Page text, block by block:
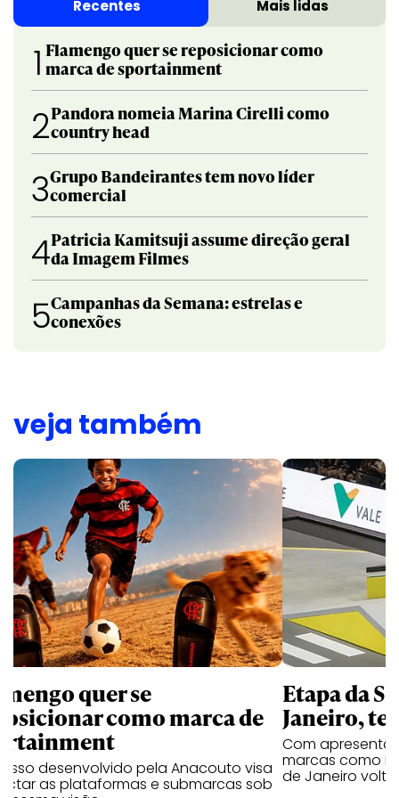
Recentes Mais lidas
1 Flamengo quer se reposicionar como
marca de sportainment
2Pandora nomeia Marina Cirelli como
country head
3Grupo Bandeirantes tem novo líder
comercial
4Patricia Kamitsuji assume direção geral
da Imagem Filmes
5Campanhas da Semana: estrelas e
conexões
veja também
quer se
como marca de
desenvolvido pela Anacouto visa
as plataformas e submarcas sob
Etapa da
Janeiro,
Com
marcas como
de Janeiro